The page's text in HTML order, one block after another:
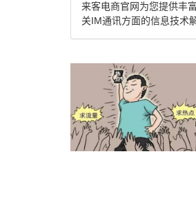
来客电商官网为您提供丰
关IM通讯方面的信息技术